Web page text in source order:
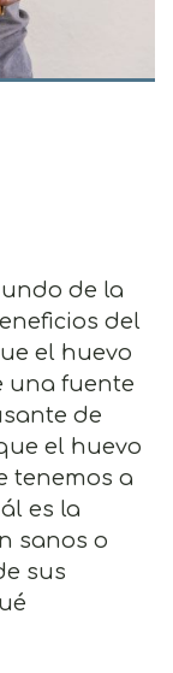
de la
del
el huevo
una fuente
de
el huevo
tenemos a
es la
sanos o
sus